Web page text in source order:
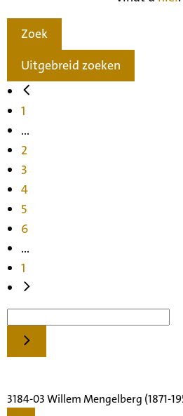
Zoek
Uitgebreid zoeken
1
...
2
3
4
5
6
...
1
3184-03 Willem Mengelberg (1871-